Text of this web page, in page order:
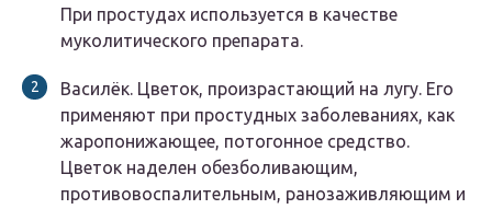
При простудах используется в качестве
муколитического препарата.
Василёк. Цветок, произрастающий на лугу. Его
применяют при простудных заболеваниях, как
жаропонижающее, потогонное средство.
Цветок наделен обезболивающим,
противовоспалительным, ранозаживляющим и